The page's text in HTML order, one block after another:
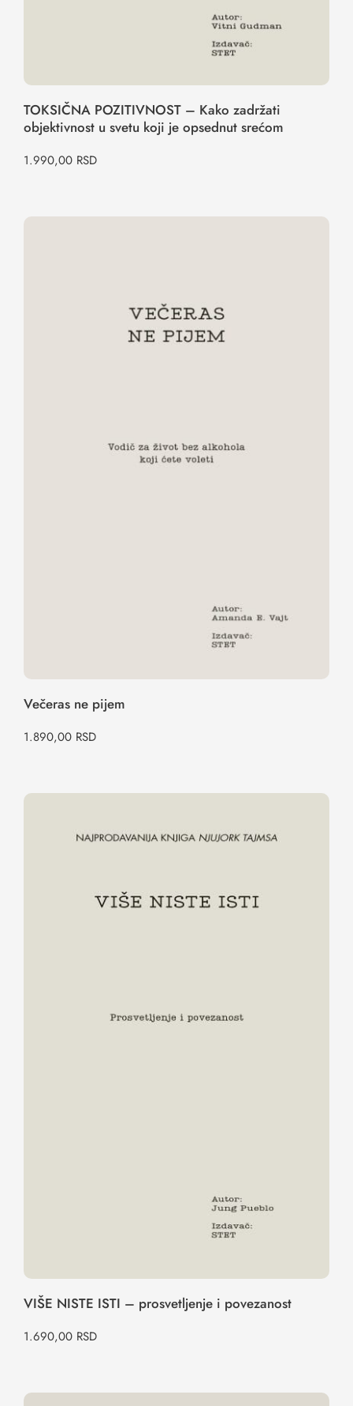
TOKSIČNA POZITIVNOST – Kako zadržati
objektivnost u svetu koji je opsednut srećom
1.990,00 RSD
Večeras ne pijem
Večeras ne pijem
1.890,00 RSD
VIŠE NISTE ISTI – prosvetljenje i
VIŠE NISTE ISTI – prosvetljenje i povezanost
1.690,00 RSD